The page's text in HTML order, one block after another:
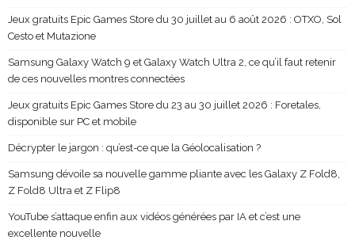
Jeux gratuits Epic Games Store du 30 juillet au 6 août 2026 : OTXO, Sol
Cesto et Mutazione
Samsung Galaxy Watch 9 et Galaxy Watch Ultra 2, ce qu’il faut retenir
de ces nouvelles montres connectées
Jeux gratuits Epic Games Store du 23 au 30 juillet 2026 : Foretales,
disponible sur PC et mobile
Décrypter le jargon : qu’est-ce que la Géolocalisation ?
Samsung dévoile sa nouvelle gamme pliante avec les Galaxy Z Fold8,
Z Fold8 Ultra et Z Flip8
YouTube s’attaque enfin aux vidéos générées par IA et c’est une
excellente nouvelle